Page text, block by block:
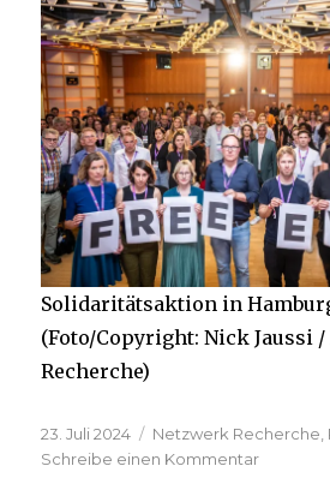
Solidaritätsaktion in
(Foto/Copyright: Nick Jaussi
Recherche)
Veröffentlicht
am
23. Juli 2024 Kategorien
Netzwerk Recherche,
Schreibe einen Kommentarzu